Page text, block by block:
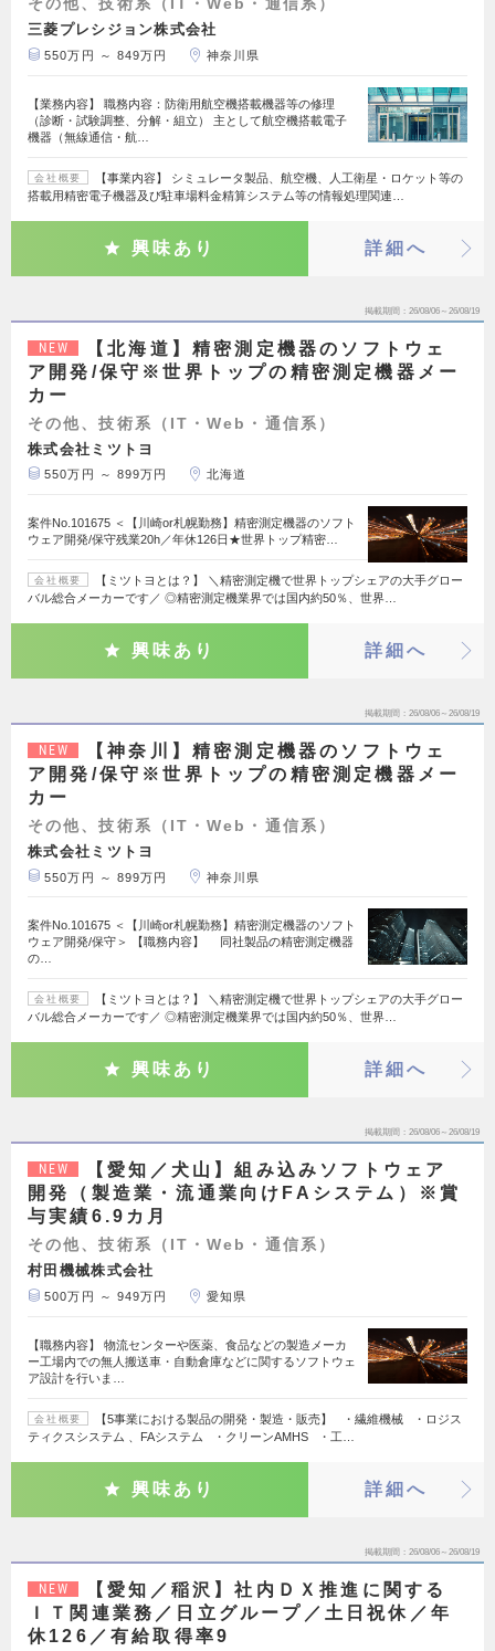
三菱プレシジョン株式会社
550万円 ～ 849万円 神奈川県
【業務内容】 職務内容：防衛用航空機搭載機器等の修理
（診断・試験調整、分解・組立） 主として航空機搭載電子
機器（無線通信・航…
会社概要
【事業内容】 シミュレータ製品、航空機、人工衛星・ロケット等の
搭載用精密電子機器及び駐車場料金精算システム等の情報処理関連…
興味あり 詳細へ
掲載期間 26/08/06～26/08/19
NEW
【北海道】精密測定機器のソフトウェ
ア開発/保守※世界トップの精密測定機器メー
カー
その他、技術系（IT・Web・通信系）
株式会社ミツトヨ
550万円 ～ 899万円 北海道
案件No.101675 ＜【川崎or札幌勤務】精密測定機器のソフト
ウェア開発/保守残業20h／年休126日★世界トップ精密…
会社概要
【ミツトヨとは？】 ＼精密測定機で世界トップシェアの大手グロー
バル総合メーカーです／ ◎精密測定機業界では国内約50％、世界…
興味あり 詳細へ
掲載期間 26/08/06～26/08/19
NEW
【神奈川】精密測定機器のソフトウェ
ア開発/保守※世界トップの精密測定機器メー
カー
その他、技術系（IT・Web・通信系）
株式会社ミツトヨ
550万円 ～ 899万円 神奈川県
案件No.101675 ＜【川崎or札幌勤務】精密測定機器のソフト
ウェア開発/保守＞ 【職務内容】 同社製品の精密測定機器
の…
会社概要
【ミツトヨとは？】 ＼精密測定機で世界トップシェアの大手グロー
バル総合メーカーです／ ◎精密測定機業界では国内約50％、世界…
興味あり 詳細へ
掲載期間 26/08/06～26/08/19
NEW
【愛知／犬山】組み込みソフトウェア
開発（製造業・流通業向けFAシステム）※賞
与実績6.9カ月
その他、技術系（IT・Web・通信系）
村田機械株式会社
500万円 ～ 949万円 愛知県
【職務内容】 物流センターや医薬、食品などの製造メーカ
ー工場内での無人搬送車・自動倉庫などに関するソフトウェ
ア設計を行いま…
会社概要
【5事業における製品の開発・製造・販売】 ・繊維機械 ・ロジス
ティクスシステム 、FAシステム ・クリーンAMHS ・工…
興味あり 詳細へ
掲載期間 26/08/06～26/08/19
NEW
【愛知／稲沢】社内ＤＸ推進に関する
ＩＴ関連業務／日立グループ／土日祝休／年
休126／有給取得率9